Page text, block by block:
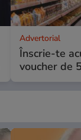
Advertorial
Înscrie-te
voucher de